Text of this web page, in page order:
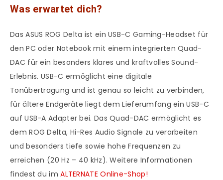
Was erwartet dich?
Das ASUS ROG Delta ist ein USB-C Gaming-Headset für
den PC oder Notebook mit einem integrierten Quad-
DAC für ein besonders klares und kraftvolles Sound-
Erlebnis. USB-C ermöglicht eine digitale
Tonübertragung und ist genau so leicht zu verbinden,
für ältere Endgeräte liegt dem Lieferumfang ein USB-C
auf USB-A Adapter bei. Das Quad-DAC ermöglicht es
dem ROG Delta, Hi-Res Audio Signale zu verarbeiten
und besonders tiefe sowie hohe Frequenzen zu
erreichen (20 Hz – 40 kHz). Weitere Informationen
findest du imALTERNATE Online-Shop!